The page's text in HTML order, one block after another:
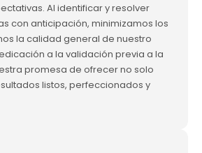
Al identificar y resolver
con anticipación, minimizamos los
la calidad general de nuestro
a la validación previa a la
promesa de ofrecer no solo
listos, perfeccionados y